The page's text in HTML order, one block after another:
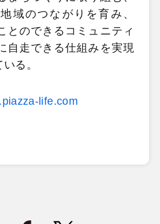
域のつながりを育み、
とのできるコミュニティ
自走できる仕組みを実現
る。
life.com